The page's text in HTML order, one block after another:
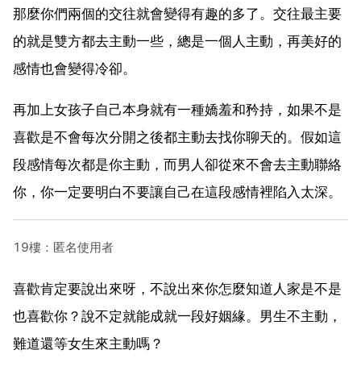
那麼你們兩個的交往就會變得有趣的多了。交往最主要
的就是雙方都去主動一些，總是一個人主動，再美好的
感情也會變得冷卻。
再加上女孩子自己本身就有一種嬌羞和矜持，如果不是
喜歡是不會每次分開之後都主動去找你聊天的。假如這
段感情每次都是你主動，而男人卻從來不會去主動聯絡
你，你一定要明白不要讓自己在這段感情裡陷入太深。
19樓：匿名使用者
喜歡肯定要說出來呀，不說出來你怎麼知道人家是不是
也喜歡你？說不定就能成就一段好姻緣。男生不主動，
難道還等女生來主動嗎？